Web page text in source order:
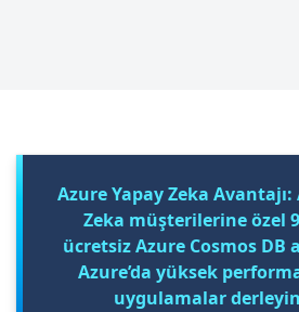
Azure Yapay Zeka Avantajı:
Zeka müşterilerine özel
ücretsiz Azure Cosmos DB
Azure’da yüksek
uygulamalar